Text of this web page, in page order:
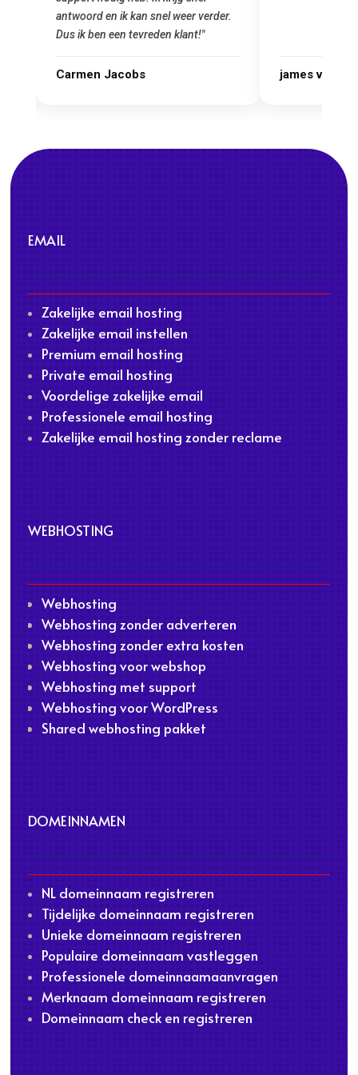
james van oranje Marcel
EMAIL
Zakelijke email hosting
Zakelijke email instellen
Premium email hosting
Private email hosting
Voordelige zakelijke email
Professionele email hosting
Zakelijke email hosting zonder reclame
WEBHOSTING
Webhosting
Webhosting zonder adverteren
Webhosting zonder extra kosten
Webhosting voor webshop
Webhosting met support
Webhosting voor WordPress
Shared webhosting pakket
DOMEINNAMEN
NL domeinnaam registreren
Tijdelijke domeinnaam registreren
Unieke domeinnaam registreren
Populaire domeinnaam vastleggen
Professionele domeinnaamaanvragen
Merknaam domeinnaam registreren
Domeinnaam check en registreren